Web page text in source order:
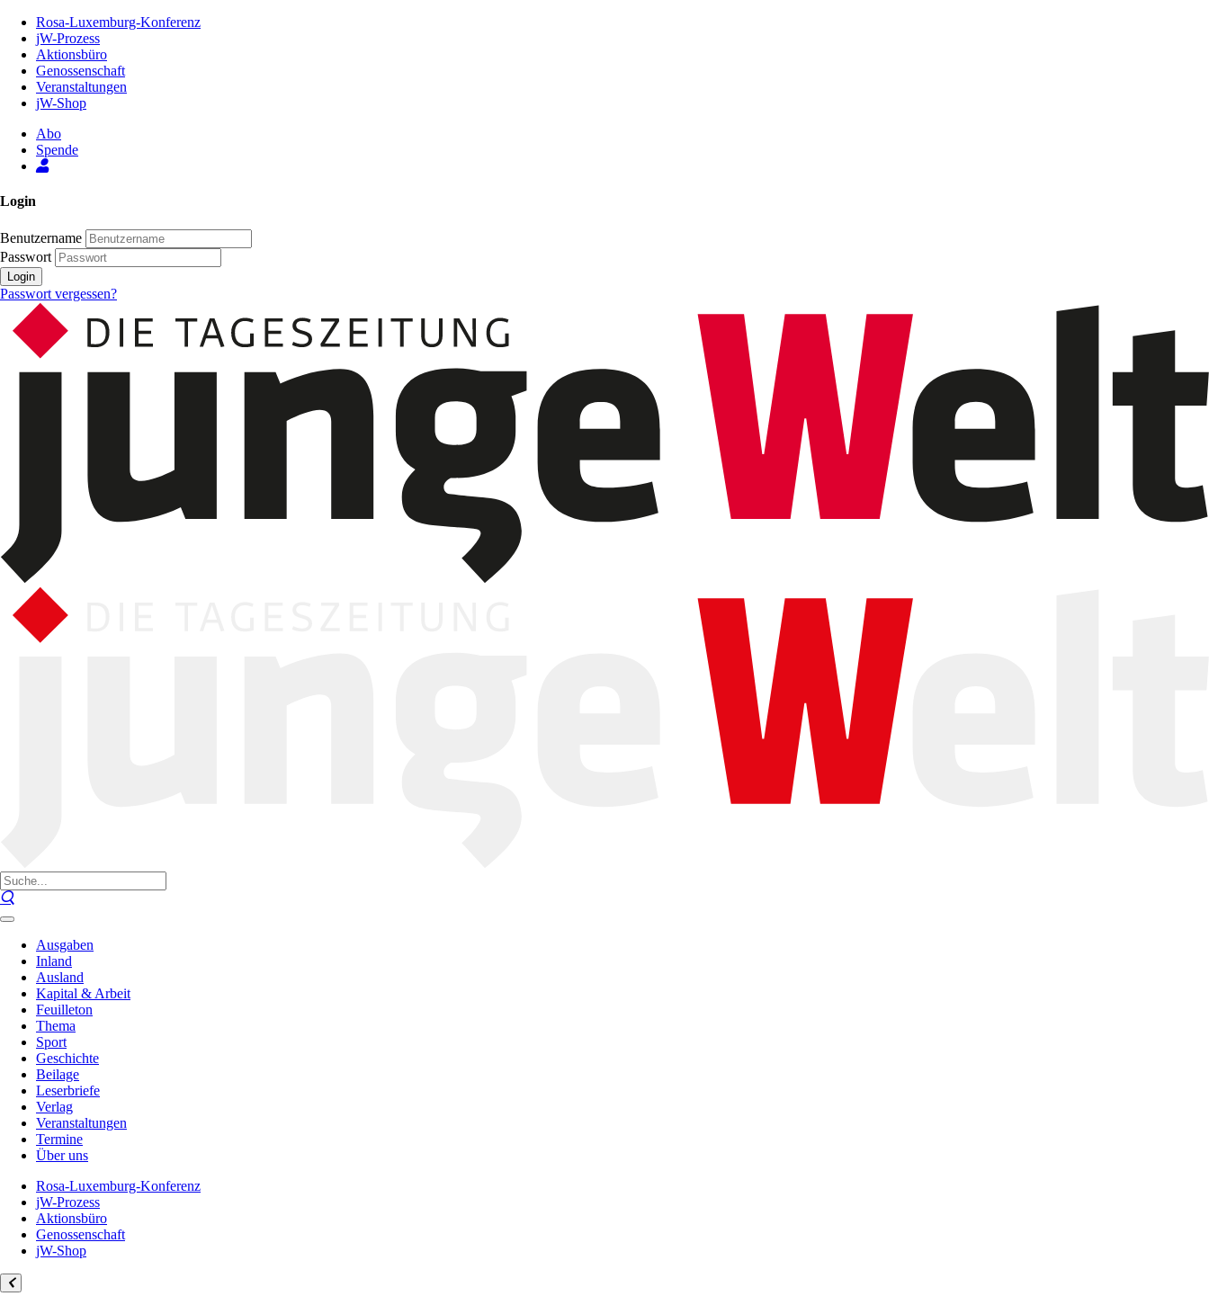
Inhalt
Seite
Rosa-Luxemburg-Konferenz
jW-Prozess
Aktionsbüro
Genossenschaft
Veranstaltungen
jW-Shop
Abo
Spende
Login
Benutzername
Passwort
Login
Passwort vergessen?
Ausgaben
Inland
Ausland
Kapital & Arbeit
Feuilleton
Thema
Sport
Geschichte
Beilage
Leserbriefe
Verlag
Veranstaltungen
Termine
Über uns
Rosa-Luxemburg-Konferenz
jW-Prozess
Aktionsbüro
Genossenschaft
jW-Shop